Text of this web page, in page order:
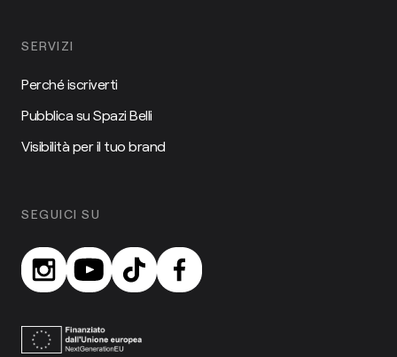
SERVIZI
Perché iscriverti
Pubblica su Spazi Belli
Visibilità per il tuo brand
SEGUICI SU